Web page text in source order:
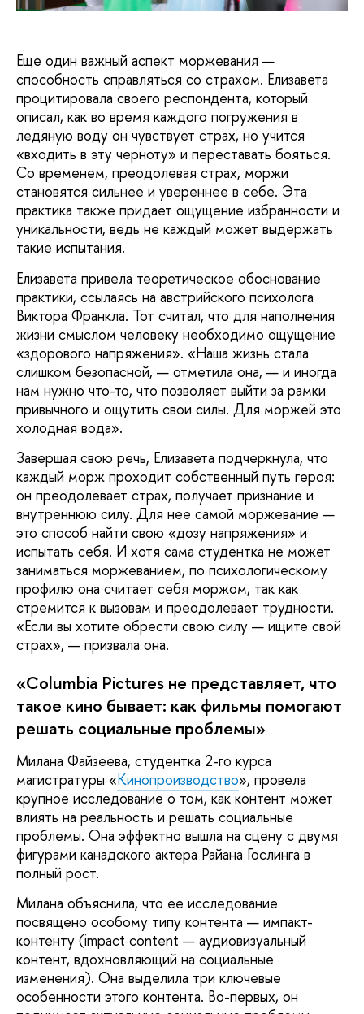
Еще один важный аспект моржевания —
способность справляться со страхом. Елизавета
процитировала своего респондента, который
описал, как во время каждого погружения в
ледяную воду он чувствует страх, но учится
«входить в эту черноту» и переставать бояться.
Со временем, преодолевая страх, моржи
становятся сильнее и увереннее в себе. Эта
практика также придает ощущение избранности и
уникальности, ведь не каждый может выдержать
такие испытания.
Елизавета привела теоретическое обоснование
практики, ссылаясь на австрийского психолога
Виктора Франкла. Тот считал, что для наполнения
жизни смыслом человеку необходимо ощущение
«здорового напряжения». «Наша жизнь стала
слишком безопасной, — отметила она, — и иногда
нам нужно что-то, что позволяет выйти за рамки
привычного и ощутить свои силы. Для моржей это
холодная вода».
Завершая свою речь, Елизавета подчеркнула, что
каждый морж проходит собственный путь героя:
он преодолевает страх, получает признание и
внутреннюю силу. Для нее самой моржевание —
это способ найти свою «дозу напряжения» и
испытать себя. И хотя сама студентка не может
заниматься моржеванием, по психологическому
профилю она считает себя моржом, так как
стремится к вызовам и преодолевает трудности.
«Если вы хотите обрести свою силу — ищите свой
страх», — призвала она.
«Columbia Pictures не представляет, что
такое кино бывает: как фильмы помогают
решать социальные проблемы»
Милана Файзеева, студентка 2-го курса
магистратуры «Кинопроизводство», провела
крупное исследование о том, как контент может
влиять на реальность и решать социальные
проблемы. Она эффектно вышла на сцену с двумя
фигурами канадского актера Райана Гослинга в
полный рост.
Милана объяснила, что ее исследование
посвящено особому типу контента — импакт-
контенту (impact content — аудиовизуальный
контент, вдохновляющий на социальные
изменения). Она выделила три ключевые
особенности этого контента. Во-первых, он